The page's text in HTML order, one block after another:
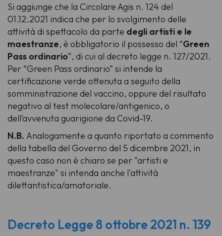
Si aggiunge che la Circolare Agis n. 124 del
01.12.2021 indica che per lo svolgimento delle
attività di spettacolo da parte degli artisti e le
maestranze, è obbligatorio il possesso del “Green
Pass ordinario”, di cui al decreto legge n. 127/2021.
Per “Green Pass ordinario” si intende la
certificazione verde ottenuta a seguito della
somministrazione del vaccino, oppure del risultato
negativo al test molecolare/antigenico, o
dell’avvenuta guarigione da Covid-19.
N.B. Analogamente a quanto riportato a commento
della tabella del Governo del 5 dicembre 2021, in
questo caso non è chiaro se per "artisti e
maestranze" si intenda anche l'attività
dilettantistica/amatoriale.
Decreto Legge 8 ottobre 2021 n. 139